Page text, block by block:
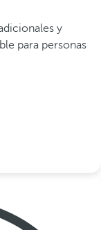
y
para personas